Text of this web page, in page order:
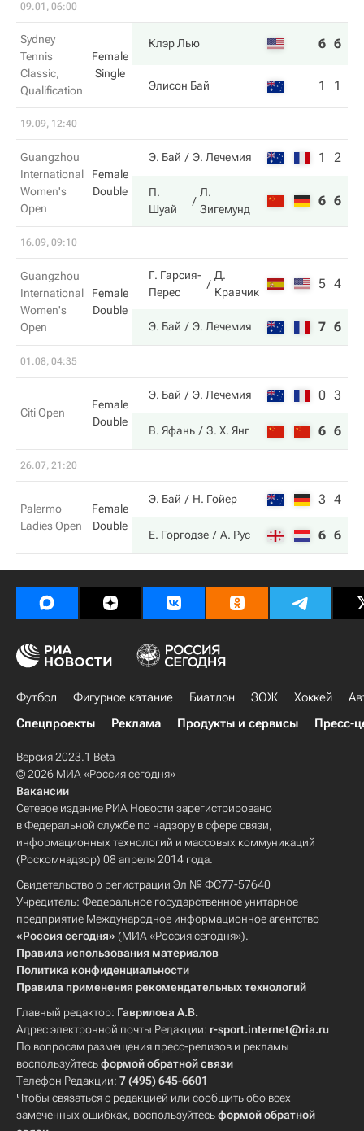
09.01, 06:00
Sydney
Tennis
Classic,
Qualification
Female
Single
Клэр Лью 6 6
Элисон Бай 1 1
19.09, 12:40
Guangzhou
International
Women's
Open
Female
Double
Э. Бай Э. Лечемия 1 2
П.
Шуай
Л.
Зигемунд
6 6
16.09, 09:10
Guangzhou
International
Women's
Open
Female
Double
Г. Гарсия-
Перес
Д.
Кравчик
5 4
Э. Бай Э. Лечемия 7 6
01.08, 04:35
Citi Open
Female
Double
Э. Бай Э. Лечемия 0 3
В. Яфань З. Х. Янг 6 6
26.07, 21:20
Palermo
Ladies Open
Female
Double
Э. Бай Н. Гойер 3 4
Е. Горгодзе А. Рус 6 6
Футбол Фигурное катание Биатлон ЗОЖ Хоккей
Спецпроекты
Реклама Продукты и сервисы Пресс-
Версия 2023.1 Beta
© 2026 МИА «Россия сегодня»
Вакансии
Сетевое издание РИА Новости зарегистрировано
в Федеральной службе по надзору в сфере связи,
информационных технологий и массовых коммуникаций
(Роскомнадзор) 08 апреля 2014 года.
Свидетельство о регистрации Эл № ФС77-57640
Учредитель: Федеральное государственное унитарное
предприятие Международное информационное агентство
«Россия сегодня» (МИА «Россия сегодня»).
Правила использования материалов
Политика конфиденциальности
Правила применения рекомендательных технологий
Главный редактор: Гаврилова А.В.
Адрес электронной почты Редакции: r-sport.internet@ria.ru
По вопросам размещения пресс-релизов и рекламы
воспользуйтесьформой обратной связи
Телефон Редакции: 7 (495) 645-6601
Чтобы связаться с редакцией или сообщить обо всех
замеченных ошибках, воспользуйтесьформой обратной